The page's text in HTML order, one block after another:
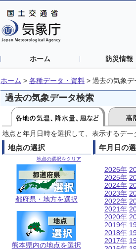
ホーム 防災情報
ホーム > 各種データ・資料 > 過去の気象デ
過去の気象データ検索
地点と年月日時を選択して、表示するデー
地点の選択
地点の選択をクリア
都府県・地方を選択
熊本県内の地点を選択
年月日の
2026年
2025年
2024年
2023年
2022年
2021年
2020年
2019年
2018年
2017年